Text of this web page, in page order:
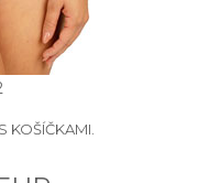
KOŠÍČKAMI.